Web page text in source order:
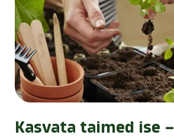
Kasvata taimed ise –